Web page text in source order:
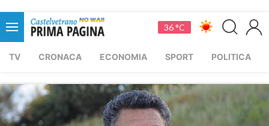
36 °C
TV CRONACA ECONOMIA SPORT POLITICA